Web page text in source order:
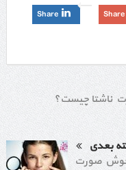
Share
Share
ناشتا چیست؟
بعدی
جوش صورت